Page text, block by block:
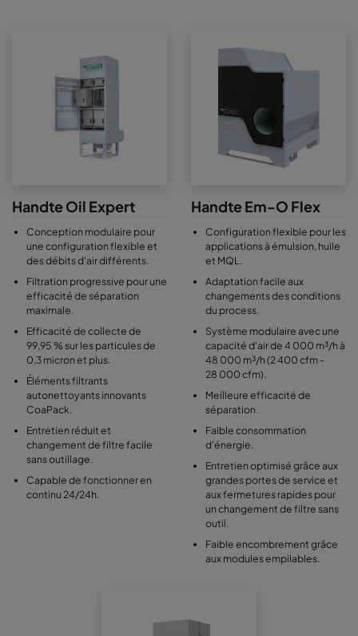
Handte Oil Expert
Conception modulaire pour
une configuration flexible et
des débits d'air différents.
Filtration progressive pour une
efficacité de séparation
maximale.
Efficacité de collecte de
99,95 % sur les particules de
0,3 micron et plus.
Éléments filtrants
autonettoyants innovants
CoaPack.
Entretien réduit et
changement de filtre facile
sans outillage.
Capable de fonctionner en
continu 24/24h.
Handte Em-O Flex
Configuration flexible pour les
applications à émulsion, huile
et MQL.
Adaptation facile aux
changements des conditions
du process.
Système modulaire avec une
capacité d'air de 4 000 m³/h à
48 000 m³/h (2 400 cfm -
28 000 cfm).
Meilleure efficacité de
séparation.
Faible consommation
d'énergie.
Entretien optimisé grâce aux
grandes portes de service et
aux fermetures rapides pour
un changement de filtre sans
outil.
Faible encombrement grâce
aux modules empilables.